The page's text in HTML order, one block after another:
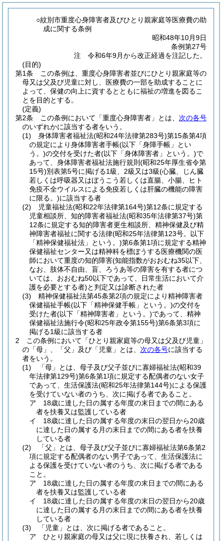
○紋別市重度心身障害者及びひとり親家庭等医療費の助
成に関する条例
昭和48年10月9日
条例第27号
注 令和6年9月から改正経過を注記した。
(目的)
第1条
この条例は、重度心身障害者並びにひとり親家庭等の
母又は父及び児童に対し、医療費の一部を助成することに
よって、保健の向上に資するとともに福祉の増進を図るこ
とを目的とする。
(定義)
第2条
この条例において「重度心身障害者」とは、 次の各号
のいずれかに該当する者をいう。
(1)
身体障害者福祉法(昭和24年法律第283号)第15条第4項
の規定により身体障害者手帳(以下「身障手帳」とい
う。)の交付を受けた者(以下「身体障害者」という。)で
あって、身体障害者福祉法施行規則 (昭和25年厚生省令第
15号)別表第5号に掲げる1級、2級又は3級(心臓、じん臓
若しくは呼吸器又はぼうこう若しくは直腸、小腸、ヒト
免疫不全ウイルスによる免疫若しくは肝臓の機能の障害
に限る。)に該当する者
(2)
児童福祉法(昭和22年法律第164号)第12条に規定する
児童相談所、知的障害者福祉法(昭和35年法律第37号)第
12条に規定する知的障害者更生相談所、精神保健及び精
神障害者福祉に関する法律(昭和25年法律第123号。以下
「精神保健福祉法」という。)第6条第1項に規定する精神
保健福祉センター又は精神科を標ぼうする医療機関の医
師において重度の知的障害(知能指数がおおむね35以下、
なお、肢体不自由、盲、ろうあ等の障害を有する者につ
いては、おおむね50以下であって、日常生活において介
護を必要とする者)と判定又は診断された者
(3)
精神保健福祉法第45条第2項の規定により精神障害者
保健福祉手帳(以下「精神保健手帳」という。)の交付を
受けた者(以下「精神障害者」という。)であって、精神
保健福祉法施行令(昭和25年政令第155号)第6条第3項に
掲げる1級に該当する者
2
この条例において「ひとり親家庭等の母又は父及び児童」
の「母」、「父」及び「児童」とは、 次の各号に該当する
者をいう。
(1)
「母」とは、母子及び父子並びに寡婦福祉法(昭和39
年法律第129号)第6条第1項に規定する配偶者のない女子
であって、生活保護法(昭和25年法律第144号)による保護
を受けていない者のうち、次に掲げる者であること。
ア
18歳に達した日の属する年度の末日までの間にある
者を扶養又は監護している者
イ
18歳に達した日の属する年度の末日の翌日から20歳
に達した日の属する月の末日までの間にある者を扶養
している者
(2)
「父」とは、母子及び父子並びに寡婦福祉法第6条第2
項に規定する配偶者のない男子であって、生活保護法に
よる保護を受けていない者のうち、次に掲げる者である
こと。
ア
18歳に達した日の属する年度の末日までの間にある
者を扶養又は監護している者
イ
18歳に達した日の属する年度の末日の翌日から20歳
に達した日の属する月の末日までの間にある者を扶養
している者
(3)
「児童」とは、次に掲げる者であること。
ア
ひとり親家庭の母又は父に現に扶養され、若しくは